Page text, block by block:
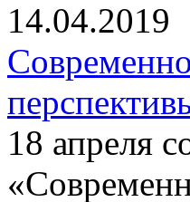
14.04.2019
18 апреля